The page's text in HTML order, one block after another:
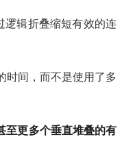
逻辑折叠缩短有效的连
时间，而不是使用了多
至更多个垂直堆叠的有